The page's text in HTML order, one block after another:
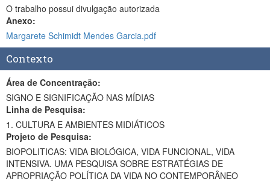
O trabalho possui divulgação autorizada
Anexo:
Margarete Schimidt Mendes Garcia.pdf
Contexto
Área de Concentração:
SIGNO E SIGNIFICAÇÃO NAS MÍDIAS
Linha de Pesquisa:
1. CULTURA E AMBIENTES MIDIÁTICOS
Projeto de Pesquisa:
BIOPOLITICAS: VIDA BIOLÓGICA, VIDA FUNCIONAL, VIDA
INTENSIVA. UMA PESQUISA SOBRE ESTRATÉGIAS DE
APROPRIAÇÃO POLÍTICA DA VIDA NO CONTEMPORÂNEO